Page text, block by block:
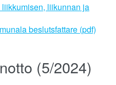
liikunnan ja
beslutsfattare (pdf)
(5/2024)